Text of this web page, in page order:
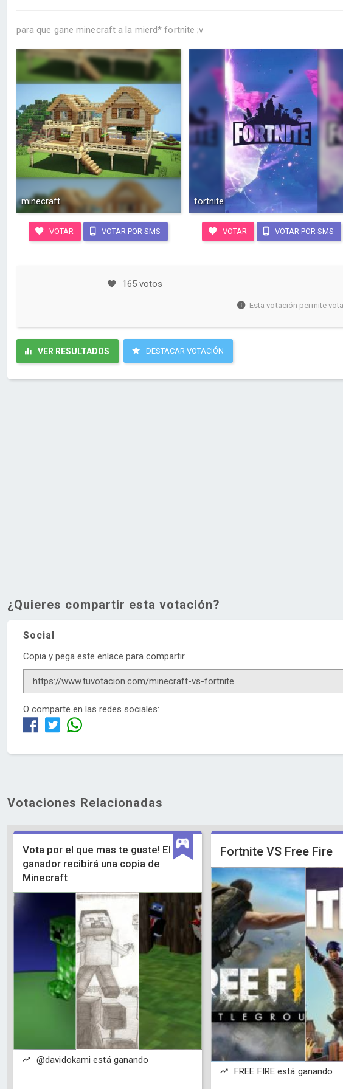
para que gane minecraft a la mierd* fortnite ;v
minecraft
VOTAR VOTAR POR SMS
fortnite
VOTAR VOTAR POR SMS
165 votos
Esta votación permite
VER RESULTADOS DESTACAR VOTACIÓN
¿Quieres compartir esta votación?
Social
Copia y pega este enlace para compartir
O comparte en las redes sociales:
Votaciones Relacionadas
Vota por el que mas te guste! El
ganador recibirá una copia de
Minecraft
@davidokami está ganando
Fortnite VS Free Fire
FREE FIRE está ganando